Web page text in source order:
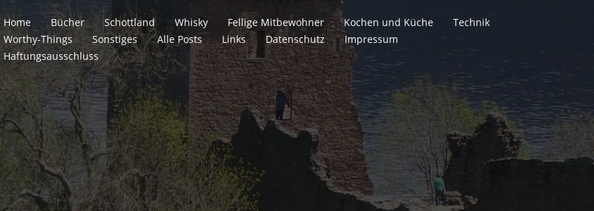
Home Bücher Schottland Whisky Fellige Mitbewohner Kochen und Küche
Technik
Worthy-Things
Sonstiges Alle Posts Links Datenschutz
Impressum
Haftungsausschluss